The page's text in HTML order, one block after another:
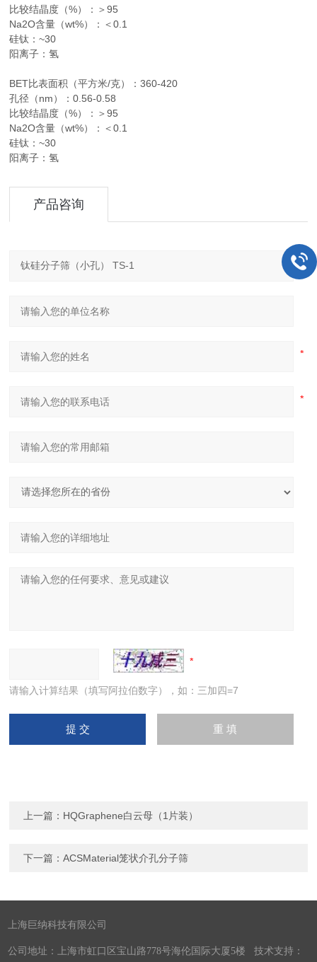
比较结晶度（%）：＞95
Na2O含量（wt%）：＜0.1
硅钛：~30
阳离子：氢
BET比表面积（平方米/克）：360-420
孔径（nm）：0.56-0.58
比较结晶度（%）：＞95
Na2O含量（wt%）：＜0.1
硅钛：~30
阳离子：氢
产品咨询
请输入计算结果（填写阿拉伯数字），如：三加四=7
上一篇： HQGraphene白云母（1片装）
下一篇：ACSMaterial笼状介孔分子筛
上海巨纳科技有限公司
公司地址：上海市虹口区宝山路778号海伦国际大厦5楼 技术支持：